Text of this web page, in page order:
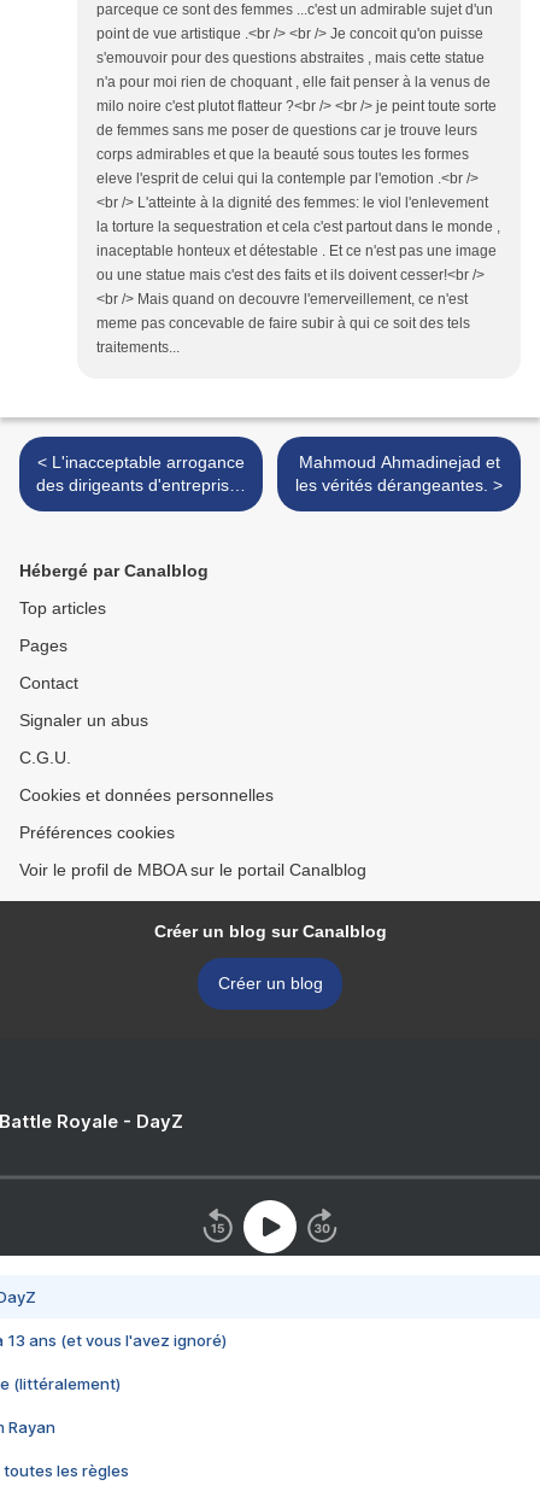
parceque ce sont des femmes ...c'est un admirable sujet d'un
point de vue artistique .<br /> <br /> Je concoit qu'on puisse
s'emouvoir pour des questions abstraites , mais cette statue
n'a pour moi rien de choquant , elle fait penser à la venus de
milo noire c'est plutot flatteur ?<br /> <br /> je peint toute sorte
de femmes sans me poser de questions car je trouve leurs
corps admirables et que la beauté sous toutes les formes
eleve l'esprit de celui qui la contemple par l'emotion .<br />
<br /> L'atteinte à la dignité des femmes: le viol l'enlevement
la torture la sequestration et cela c'est partout dans le monde ,
inaceptable honteux et détestable . Et ce n'est pas une image
ou une statue mais c'est des faits et ils doivent cesser!<br />
<br /> Mais quand on decouvre l'emerveillement, ce n'est
meme pas concevable de faire subir à qui ce soit des tels
traitements...
< L'inacceptable arrogance
des dirigeants d'entreprises
étrangères en Afrique Noire
Mahmoud Ahmadinejad et
les vérités dérangeantes. >
Hébergé par Canalblog
Top articles
Pages
Contact
Signaler un abus
C.G.U.
Cookies et données personnelles
Préférences cookies
Voir le profil de MBOA sur le portail Canalblog
Créer un blog sur Canalblog
Créer un blog
Royale - DayZ
13 ans (et vous l'avez ignoré)
(littéralement)
Rayan
toutes les règles